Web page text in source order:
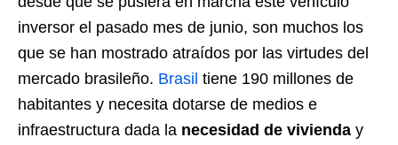
inversor el pasado mes de junio, son muchos los
que se han mostrado atraídos por las virtudes del
mercado brasileño. Brasil tiene 190 millones de
habitantes y necesita dotarse de medios e
infraestructura dada la necesidad de vivienda y